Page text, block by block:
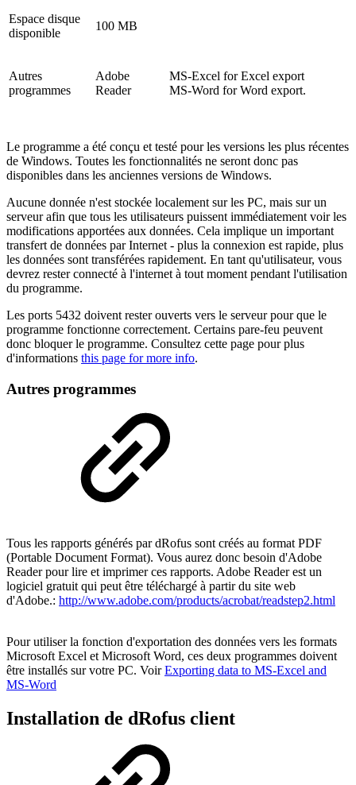
Espace disque
disponible
100 MB
Autres
programmes
Adobe
Reader
MS-Excel for Excel export
MS-Word for Word export.
Le programme a été conçu et testé pour les versions les plus récentes
de Windows. Toutes les fonctionnalités ne seront donc pas
disponibles dans les anciennes versions de Windows.
Aucune donnée n'est stockée localement sur les PC, mais sur un
serveur afin que tous les utilisateurs puissent immédiatement voir les
modifications apportées aux données. Cela implique un important
transfert de données par Internet - plus la connexion est rapide, plus
les données sont transférées rapidement. En tant qu'utilisateur, vous
devrez rester connecté à l'internet à tout moment pendant l'utilisation
du programme.
Les ports 5432 doivent rester ouverts vers le serveur pour que le
programme fonctionne correctement. Certains pare-feu peuvent
donc bloquer le programme. Consultez cette page pour plus
d'informations this page for more info.
Autres programmes
Tous les rapports générés par dRofus sont créés au format PDF
(Portable Document Format). Vous aurez donc besoin d'Adobe
Reader pour lire et imprimer ces rapports. Adobe Reader est un
logiciel gratuit qui peut être téléchargé à partir du site web
d'Adobe.: http://www.adobe.com/products/acrobat/readstep2.html
Pour utiliser la fonction d'exportation des données vers les formats
Microsoft Excel et Microsoft Word, ces deux programmes doivent
être installés sur votre PC. Voir Exporting data to MS-Excel and
MS-Word
Installation de dRofus client